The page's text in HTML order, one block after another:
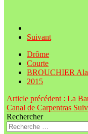
Suivant
Drôme
Courte
BROUCHIER
2015
Article précédent : La
Canal de Carpentras
Rechercher